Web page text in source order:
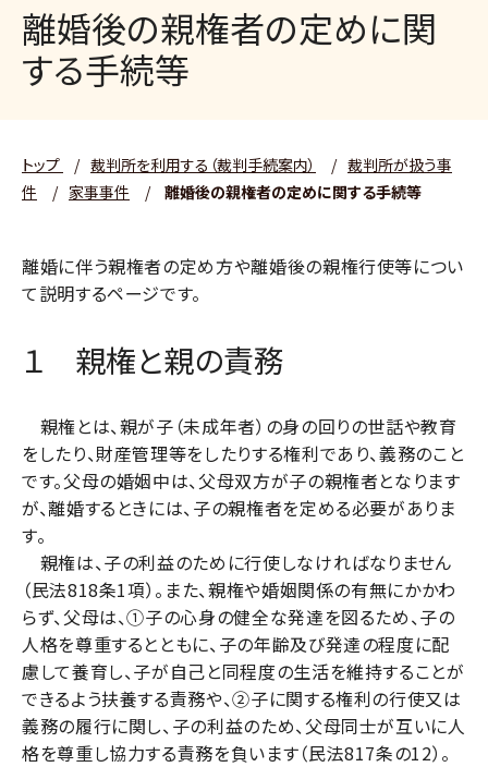
離婚後の親権者の定めに関
する手続等
トップ / 裁判所を利用する（裁判手続案内） / 裁判所が扱う事
件
/ 家事事件 / 離婚後の親権者の定めに関する手続等
離婚に伴う親権者の定め方や離婚後の親権行使等につい
て説明するページです。
１ 親権と親の責務
親権とは、親が子（未成年者）の身の回りの世話や教育
をしたり、財産管理等をしたりする権利であり、義務のこと
です。父母の婚姻中は、父母双方が子の親権者となります
が、離婚するときには、子の親権者を定める必要がありま
す。
親権は、子の利益のために行使しなければなりません
（民法818条1項）。また、親権や婚姻関係の有無にかかわ
らず、父母は、①子の心身の健全な発達を図るため、子の
人格を尊重するとともに、子の年齢及び発達の程度に配
慮して養育し、子が自己と同程度の生活を維持することが
できるよう扶養する責務や、②子に関する権利の行使又は
義務の履行に関し、子の利益のため、父母同士が互いに人
格を尊重し協力する責務を負います（民法817条の12）。